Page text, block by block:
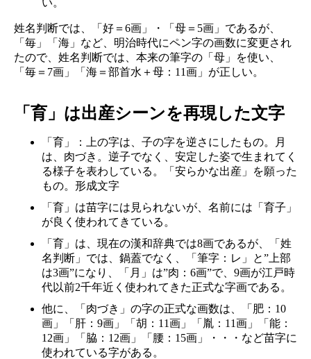
い。
姓名判断では、「好＝6画」・「母＝5画」であるが、
「毎」「海」など、明治時代にペン字の画数に変更され
たので、姓名判断では、本来の筆字の「母」を使い、
「毎＝7画」「海＝部首水＋母：11画」が正しい。
「育」は出産シーンを再現した文字
「育」：上の字は、子の字を逆さにしたもの。月
は、肉づき。逆子でなく、安定した姿で生まれてく
る様子を表わしている。「安らかな出産」を願った
もの。形成文字
「育」は苗字には見られないが、名前には「育子」
が良く使われてきている。
「育」は、現在の漢和辞典では8画であるが、「姓
名判断」では、鍋蓋でなく、「筆字：レ」と”上部
は3画”になり、「月」は”肉：6画”で、9画が江戸時
代以前2千年近く使われてきた正式な字画である。
他に、「肉づき」の字の正式な画数は、「肥：10
画」「肝：9画」「胡：11画」「胤：11画」「能：
12画」「脇：12画」「腰：15画」・・・など苗字に
使われている字がある。